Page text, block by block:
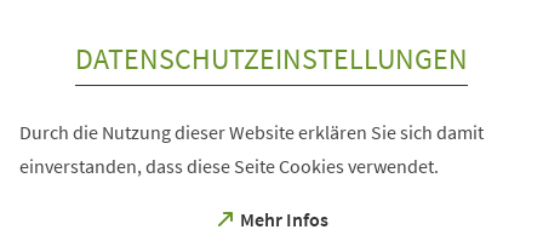
DATENSCHUTZEINSTELLUNGEN
Durch die Nutzung dieser Website erklären Sie sich damit
einverstanden, dass diese Seite Cookies verwendet.
Mehr Infos
(Öffnet